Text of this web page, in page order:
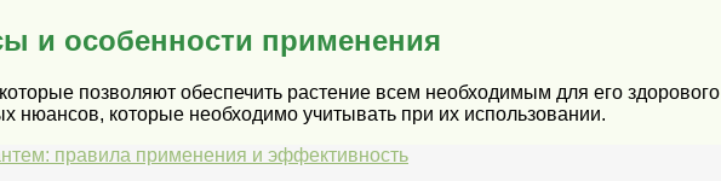
и особенности применения
позволяют обеспечить растение всем необходимым для его
нюансов, которые необходимо учитывать при их использовании.
правила применения и эффективность